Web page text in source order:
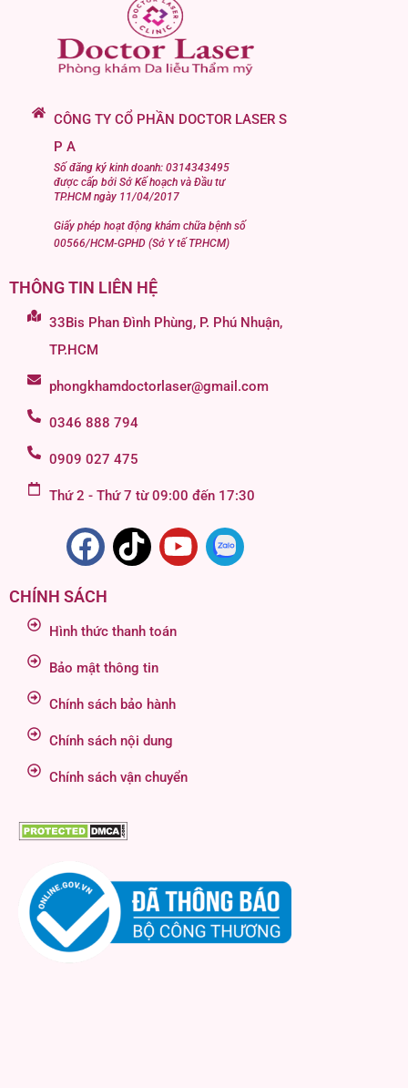
CÔNG TY CỔ PHẦN DOCTOR LASER S
P A
Số đăng ký kinh doanh: 0314343495
được cấp bởi Sở Kế hoạch và Đầu tư
TP.HCM ngày 11/04/2017
Giấy phép hoạt động khám chữa bệnh số
00566/HCM-GPHD (Sở Y tế TP.HCM)
THÔNG TIN LIÊN HỆ
33Bis Phan Đình Phùng, P. Phú Nhuận,
TP.HCM
phongkhamdoctorlaser@gmail.com
0346 888 794
0909 027 475
Thứ 2 - Thứ 7 từ 09:00 đến 17:30
CHÍNH SÁCH
Hình thức thanh toán
Bảo mật thông tin
Chính sách bảo hành
Chính sách nội dung
Chính sách vận chuyển